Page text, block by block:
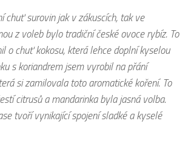
chuť surovin jak v zákuscích, tak ve
z voleb bylo tradiční české ovoce rybíz. To
o chuť kokosu, která lehce doplní kyselou
s koriandrem jsem vyrobil na přání
si zamilovala toto aromatické koření. To
citrusů a mandarinka byla jasná volba.
tvoří vynikající spojení sladké a kyselé